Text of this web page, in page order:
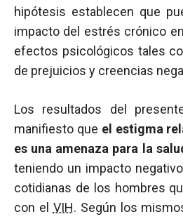
hipótesis establecen que
impacto del estrés crónico
efectos psicológicos tales
de prejuicios y creencias
Los resultados del
manifiesto que el estigma
es una amenaza para la
teniendo un impacto
cotidianas de los hombres
con el VIH. Según los